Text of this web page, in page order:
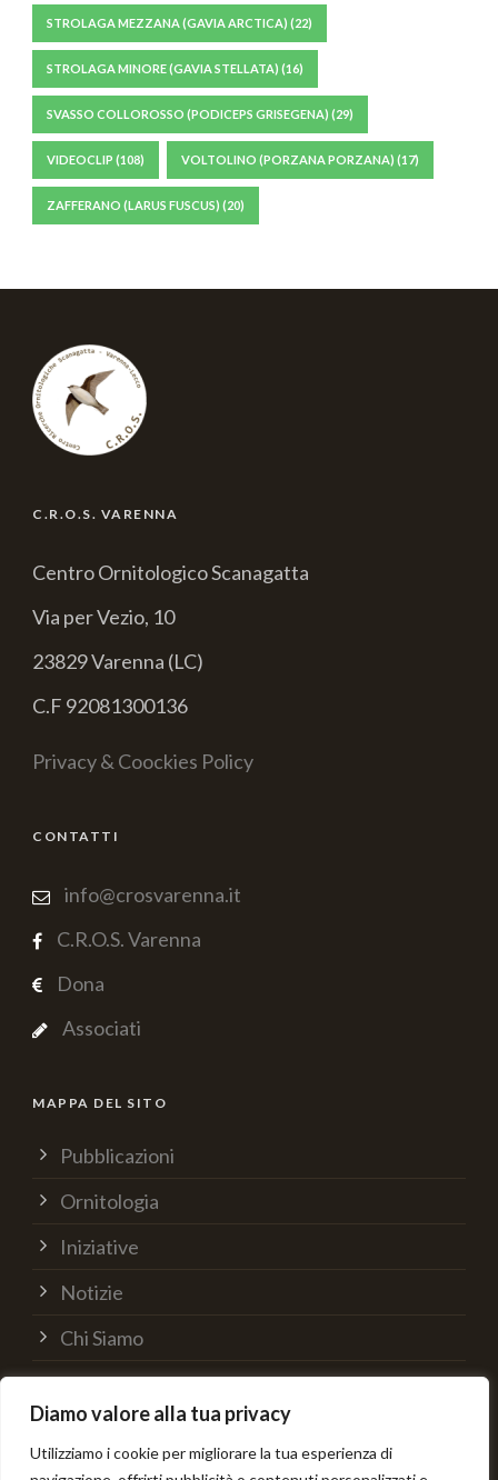
Diamo valore alla tua privacy
Utilizziamo i cookie per migliorare la tua esperienza di
STROLAGA MEZZANA (GAVIA ARCTICA) (22)
STROLAGA MINORE (GAVIA STELLATA) (16)
SVASSO COLLOROSSO (PODICEPS GRISEGENA) (29)
VIDEOCLIP (108) VOLTOLINO (PORZANA PORZANA) (17)
ZAFFERANO (LARUS FUSCUS) (20)
C.R.O.S. VARENNA
Centro Ornitologico Scanagatta
Via per Vezio, 10
23829 Varenna (LC)
C.F 92081300136
Privacy & Coockies Policy
CONTATTI
info@crosvarenna.it
C.R.O.S. Varenna
Dona
Associati
MAPPA DEL SITO
Pubblicazioni
Ornitologia
Iniziative
Notizie
Chi Siamo
Supporta
Contatti